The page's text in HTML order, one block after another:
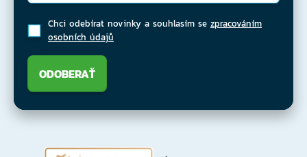
Chci odebírat novinky a souhlasím se zpracováním
osobních údajů
ODOBERAŤ